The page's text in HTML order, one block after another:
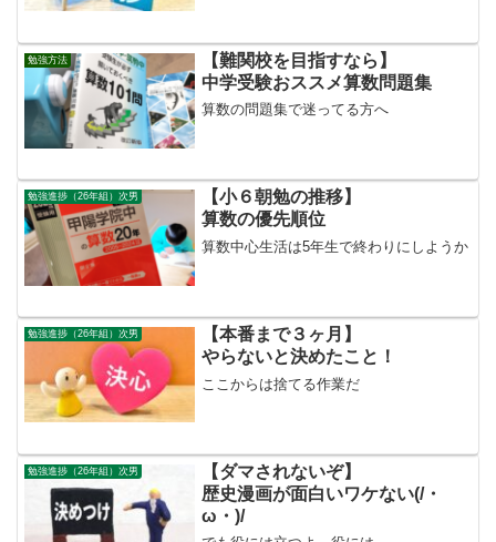
勉強方法
【難関校を目指すなら】
中学受験おススメ算数問題集
算数の問題集で迷ってる方へ
勉強進捗（26年組）次男
【小６朝勉の推移】
算数の優先順位
算数中心生活は5年生で終わりにしようか
勉強進捗（26年組）次男
【本番まで３ヶ月】
やらないと決めたこと！
ここからは捨てる作業だ
勉強進捗（26年組）次男
【ダマされないぞ】
歴史漫画が面白いワケない(/・
ω・)/